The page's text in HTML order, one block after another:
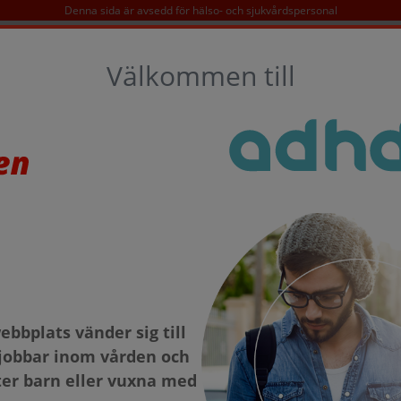
Denna sida är avsedd för hälso- och sjukvårdspersonal
TAKEDA OCH ADHD
behöver skall
där ett av våra viktigaste forsknings-
ADHD är en diagnos som har stor
vård- och livsbehov. Behandling av
Välkommen till
vänder sig till
inom vården och
barn eller vuxna med